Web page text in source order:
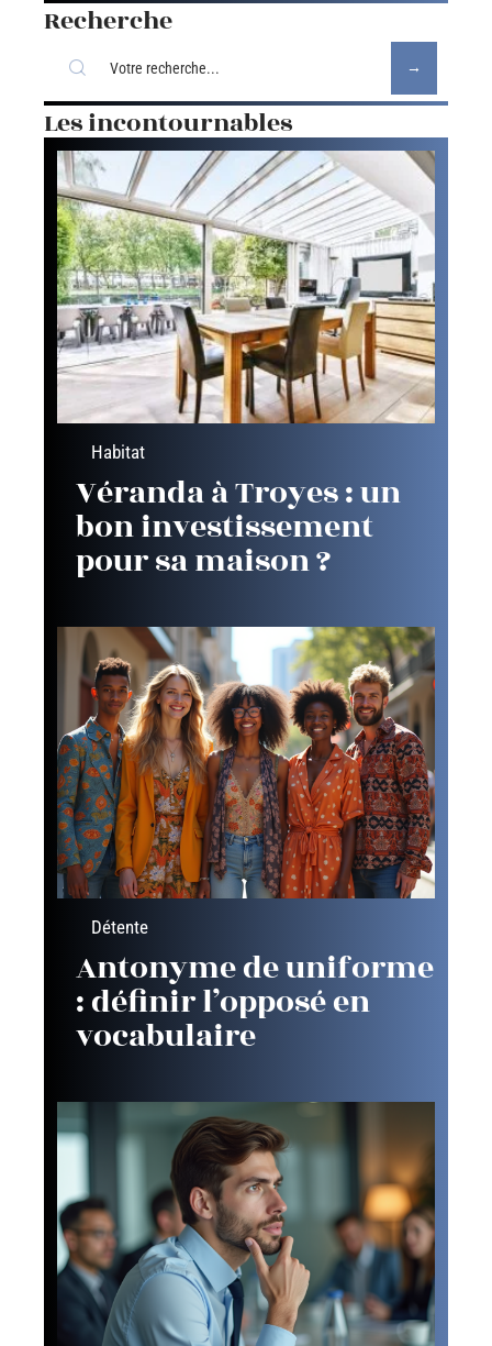
Recherche
Les incontournables
Habitat
Véranda à Troyes : un
bon investissement
pour sa maison ?
Détente
Antonyme de uniforme
: définir l’opposé en
vocabulaire